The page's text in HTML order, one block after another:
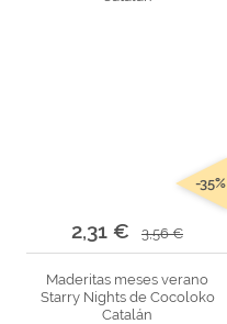
2,31 € 3,56 €
-35%
Maderitas meses verano
Starry Nights de Cocoloko
Catalán